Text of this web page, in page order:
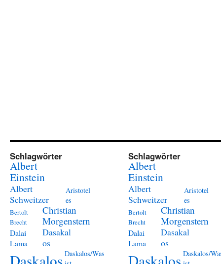
Schlagwörter
Albert
Einstein
Albert
Schweitzer
Aristotel
es
Bertolt
Brecht
Christian
Morgenstern
Dalai
Lama
Dasakal
os
Daskalos/Was
Schlagwörter
Albert
Einstein
Albert
Schweitzer
Aristotel
es
Bertolt
Brecht
Christian
Morgenstern
Dalai
Lama
Dasakal
os
Daskalos/